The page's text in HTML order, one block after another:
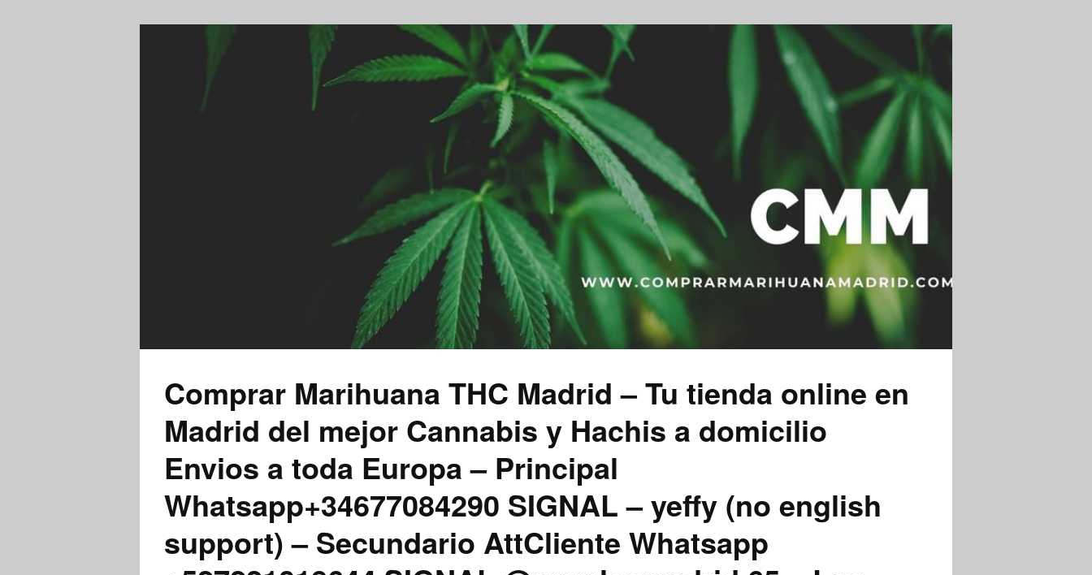
Comprar Marihuana THC Madrid – Tu tienda online en
Madrid del mejor Cannabis y Hachis a domicilio
Envios a toda Europa – Principal
Whatsapp+34677084290 SIGNAL – yeffy (no english
support) – Secundario AttCliente Whatsapp